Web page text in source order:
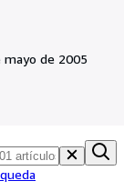
mayo de 2005